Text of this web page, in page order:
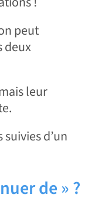
peut
deux
leur
d’un
de » ?